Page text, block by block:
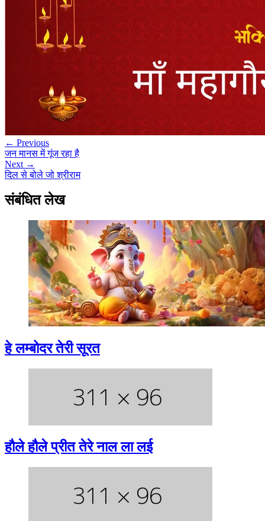
← Previous
जन मानस में गूंज रहा है
Next →
दिल से बोले जो श्रीराम
संबंधित लेख
हे लम्बोदर तेरी सूरत
हौले हौले प्रीत तेरे नाल ला लई